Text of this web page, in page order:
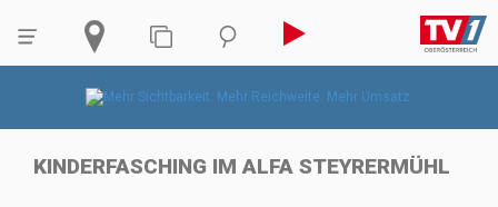
KINDERFASCHING IM ALFA STEYRERMÜHL